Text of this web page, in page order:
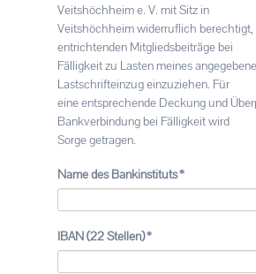
Veitshöchheim e. V. mit Sitz in
Veitshöchheim widerruflich berechtigt,
entrichtenden Mitgliedsbeiträge bei
Fälligkeit zu Lasten meines
Lastschrifteinzug einzuziehen. Für
eine entsprechende Deckung und
Bankverbindung bei Fälligkeit wird
Sorge getragen.
Pflichtfeld
Name des Bankinstituts*
Pflichtfeld
IBAN (22 Stellen)*